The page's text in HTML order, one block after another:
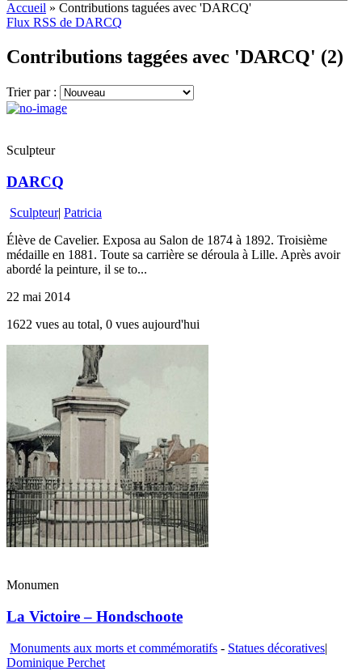
Accueil » Contributions taguées avec 'DARCQ'
Flux RSS de DARCQ
Contributions taggées avec 'DARCQ' (2)
Trier par :
Sculpteur
DARCQ
Sculpteur| Patricia
Élève de Cavelier. Exposa au Salon de 1874 à 1892. Troisième
médaille en 1881. Toute sa carrière se déroula à Lille. Après avoir
abordé la peinture, il se to...
22 mai 2014
1622 vues au total, 0 vues aujourd'hui
Monumen
La Victoire – Hondschoote
Monuments aux morts et commémoratifs - Statues décoratives|
Dominique Perchet